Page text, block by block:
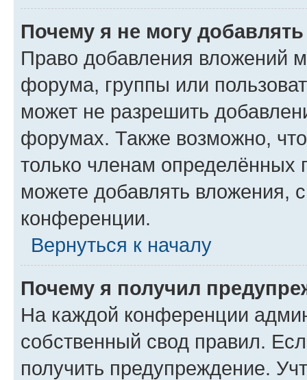
Почему я не могу
Право добавления вложений
форума, группы или
может не разрешить
форумах. Также возможно,
только членам определённых
можете добавлять вложения,
конференции.
Вернуться к началу
Почему я получил
На каждой конференции
собственный свод правил.
получить предупреждение.